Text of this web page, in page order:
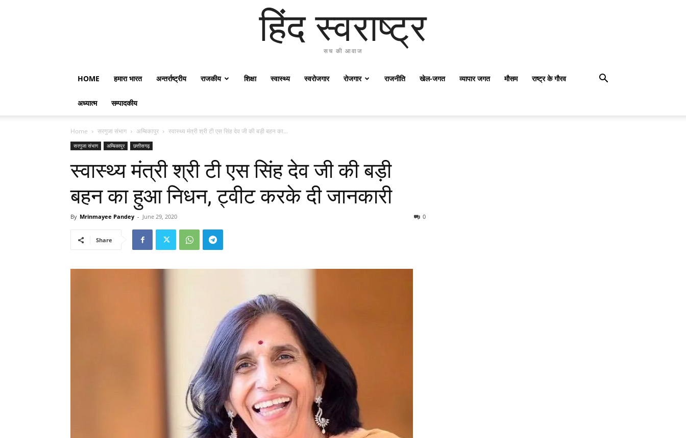
हिंद स्वराष्ट्र
सच की आवाज
HOME हमारा भारत अन्तर्राष्ट्रीय राजकीय शिक्षा स्वास्थ्य स्वरोजगार रोजगार राजनीति खेल-जगत व्यापार जगत मौसम राष्ट्र के गौरव
अध्यात्म सम्पादकीय
Home सरगुजा संभाग अम्बिकापुर स्वास्थ्य मंत्री श्री टी एस सिंह देव जी की बड़ी बहन का...
सरगुजा संभाग अम्बिकापुर छत्तीसगढ़
स्वास्थ्य मंत्री श्री टी एस सिंह देव जी की बड़ी
बहन का हुआ निधन, ट्वीट करके दी जानकारी
By Mrinmayee Pandey - June 29, 2020 0
Share